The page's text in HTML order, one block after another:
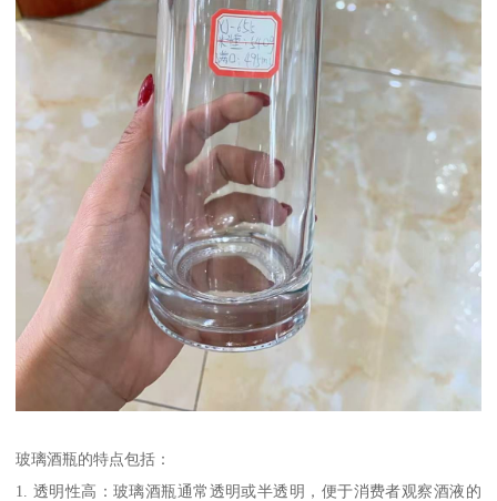
玻璃酒瓶的特点包括：
1. 透明性高：玻璃酒瓶通常透明或半透明，便于消费者观察酒液的